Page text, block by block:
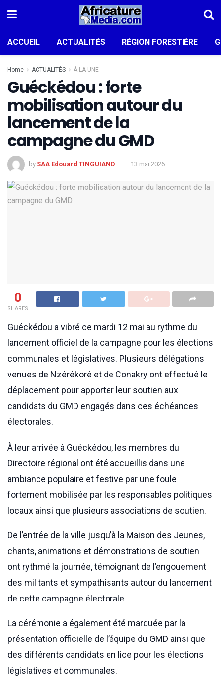
ACCUEIL ACTUALITÉS RÉGION FORESTIÈRE
Home ACTUALITÉS À LA UNE
Guéckédou : forte
mobilisation autour du
lancement de la
campagne du GMD
by SAA Edouard TINGUIANO 13 mai 2026
0
SHARES
Guéckédou a vibré ce mardi 12 mai au rythme du
lancement officiel de la campagne pour les élections
communales et législatives. Plusieurs délégations
venues de Nzérékoré et de Conakry ont effectué le
déplacement pour apporter leur soutien aux
candidats du GMD engagés dans ces échéances
électorales.
À leur arrivée à Guéckédou, les membres du
Directoire régional ont été accueillis dans une
ambiance populaire et festive par une foule
fortement mobilisée par les responsables politiques
locaux ainsi que plusieurs associations de soutien.
De l’entrée de la ville jusqu’à la Maison des Jeunes,
chants, animations et démonstrations de soutien
ont rythmé la journée, témoignant de l’engouement
des militants et sympathisants autour du lancement
de cette campagne électorale.
La cérémonie a également été marquée par la
présentation officielle de l’équipe du GMD ainsi que
des différents candidats en lice pour les élections
législatives et communales.